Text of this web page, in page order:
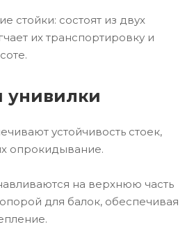
стойки: состоят из двух
их транспортировку и
унивилки
устойчивость стоек,
опрокидывание.
на верхнюю часть
для балок, обеспечивая